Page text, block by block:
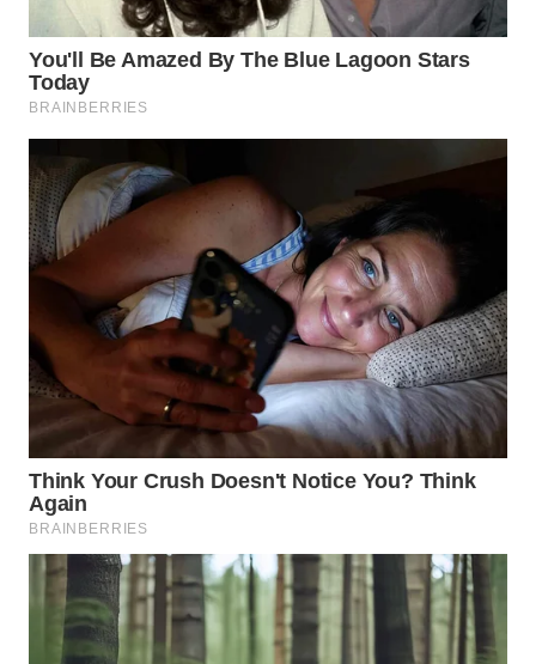
WN
PRIANGAN
TIMUR
WN
SEMARANG
WN
SOLO
WN
BOROBUDUR
WN
MADURA
WN
WN
NATUNA